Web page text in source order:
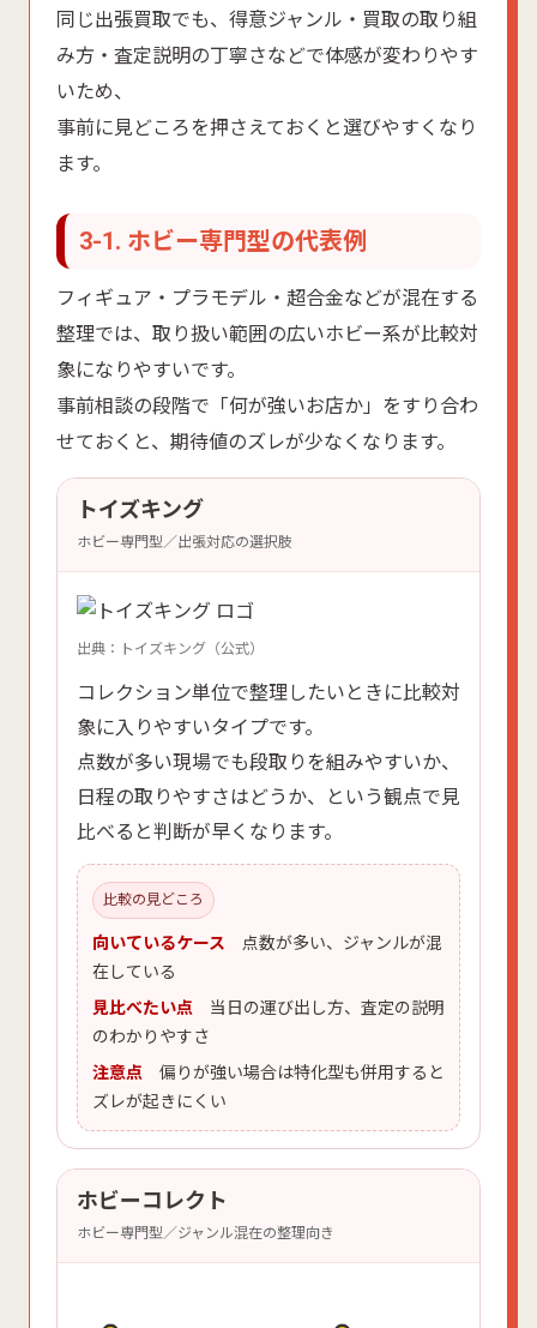
同じ出張買取でも、得意ジャンル・買取の取り組
み方・査定説明の丁寧さなどで体感が変わりやす
いため、
事前に見どころを押さえておくと選びやすくなり
ます。
3-1. ホビー専門型の代表例
フィギュア・プラモデル・超合金などが混在する
整理では、取り扱い範囲の広いホビー系が比較対
象になりやすいです。
事前相談の段階で「何が強いお店か」をすり合わ
せておくと、期待値のズレが少なくなります。
トイズキング
ホビー専門型／出張対応の選択肢
出典：トイズキング（公式）
コレクション単位で整理したいときに比較対
象に入りやすいタイプです。
点数が多い現場でも段取りを組みやすいか、
日程の取りやすさはどうか、という観点で見
比べると判断が早くなります。
比較の見どころ
向いているケース 点数が多い、ジャンルが混
在している
見比べたい点 当日の運び出し方、査定の説明
のわかりやすさ
注意点 偏りが強い場合は特化型も併用すると
ズレが起きにくい
ホビーコレクト
ホビー専門型／ジャンル混在の整理向き